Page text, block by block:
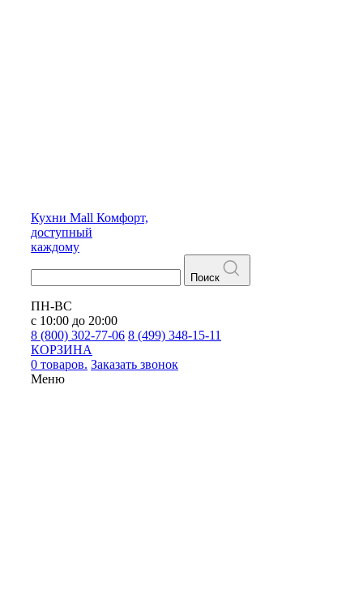
Кухни Mall Комфорт,
доступный
каждому
Поиск
ПН-ВС
с 10:00 до 20:00
8 (800) 302-77-06 8 (499) 348-15-11
КОРЗИНА
0 товаров. Заказать звонок
Меню